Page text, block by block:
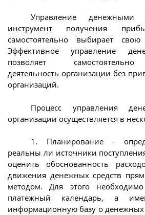
Управление
инструмент получения
самостоятельно выбирает свою
Эффективное управление
позволяет
деятельность организации без
организаций.
Процесс управления
организации осуществляется в
1. Планирование -
реальны ли источники
оценить обоснованность
движения денежных средств
методом. Для этого необходимо
платежный календарь, а
информационную базу о денежных